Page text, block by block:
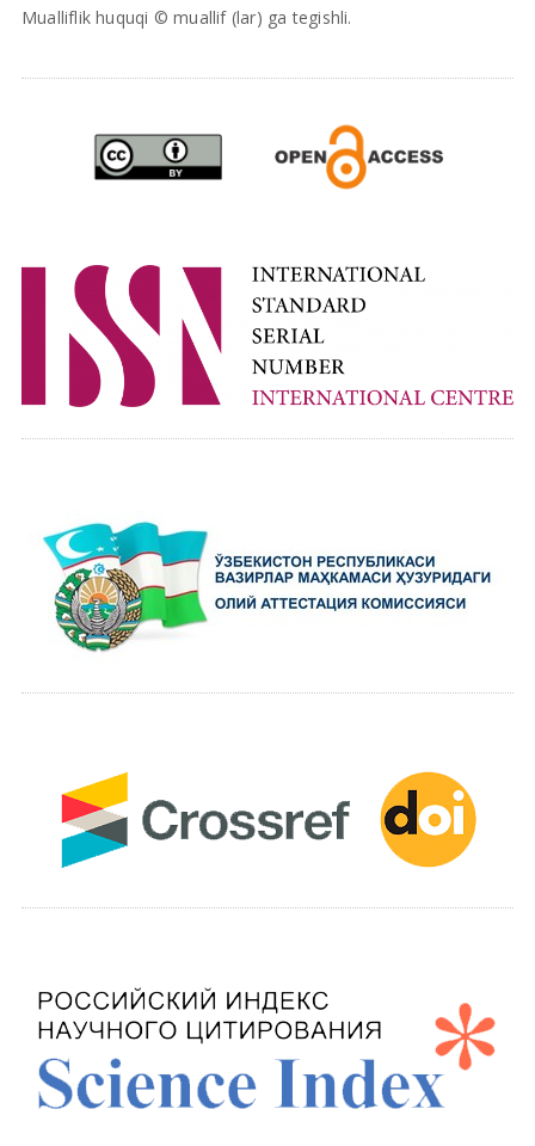
Mualliflik huquqi © muallif (lar) ga tegishli.